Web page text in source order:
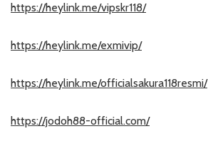
https://heylink.me/vipskr118/
https://heylink.me/exmivip/
https://heylink.me/officialsakura118resmi/
https://jodoh88-official.com/